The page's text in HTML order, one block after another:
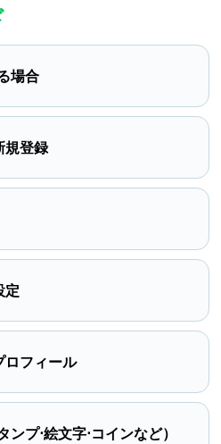
場合
規登録
定
ロフィール
プ⋅絵文字⋅コインなど）